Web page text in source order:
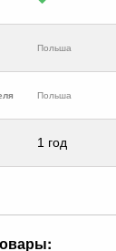
Польша
Польша
1 год